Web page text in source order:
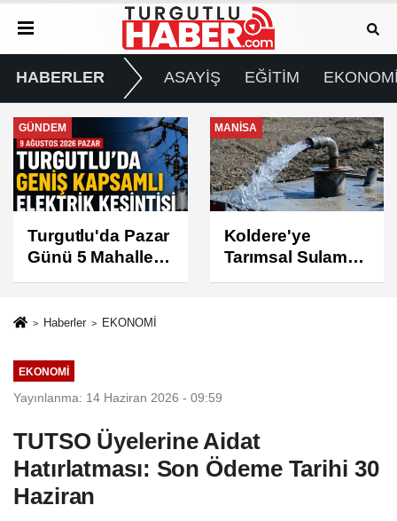
HABERLER ASAYİŞ EĞİTİM
MANİSA
Koldere'ye
Tarımsal Sulama
Desteği
GÜNDEM
Manisa'da 1.200
Kınalı Keklik
Doğaya Salındı
Haberler EKONOMİ
EKONOMİ
Yayınlanma: 14 Haziran 2026 - 09:59
TUTSO Üyelerine Aidat
Hatırlatması: Son Ödeme Tarihi 30
Haziran